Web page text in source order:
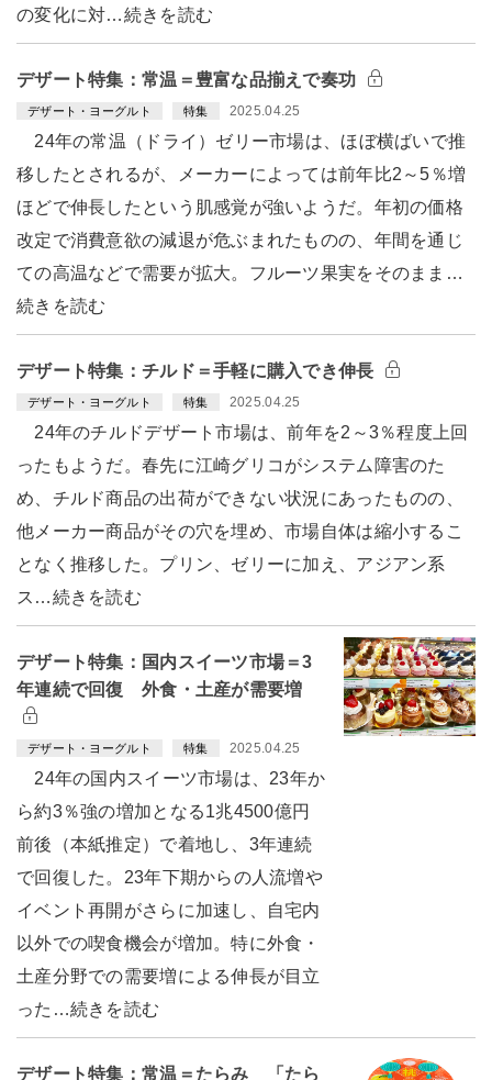
の変化に対…続きを読む
デザート特集：常温＝豊富な品揃えで奏功
デザート・ヨーグルト 特集 2025.04.25
24年の常温（ドライ）ゼリー市場は、ほぼ横ばいで推
移したとされるが、メーカーによっては前年比2～5％増
ほどで伸長したという肌感覚が強いようだ。年初の価格
改定で消費意欲の減退が危ぶまれたものの、年間を通じ
ての高温などで需要が拡大。フルーツ果実をそのまま…
続きを読む
デザート特集：チルド＝手軽に購入でき伸長
デザート・ヨーグルト 特集 2025.04.25
24年のチルドデザート市場は、前年を2～3％程度上回
ったもようだ。春先に江崎グリコがシステム障害のた
め、チルド商品の出荷ができない状況にあったものの、
他メーカー商品がその穴を埋め、市場自体は縮小するこ
となく推移した。プリン、ゼリーに加え、アジアン系
ス…続きを読む
デザート特集：国内スイーツ市場＝3
年連続で回復 外食・土産が需要増
デザート・ヨーグルト 特集 2025.04.25
24年の国内スイーツ市場は、23年か
ら約3％強の増加となる1兆4500億円
前後（本紙推定）で着地し、3年連続
で回復した。23年下期からの人流増や
イベント再開がさらに加速し、自宅内
以外での喫食機会が増加。特に外食・
土産分野での需要増による伸長が目立
った…続きを読む
デザート特集：常温＝たらみ 「たら